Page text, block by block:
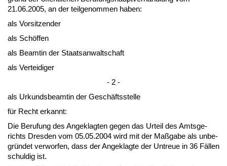
21.06.2005, an der teil­ge­nom­men ha­ben:
als Vor­sit­zen­der
als Schöffen
als Be­am­tin der Staats­an­walt­schaft
als Ver­tei­di­ger
- 2 -
als Ur­kunds­be­am­tin der Geschäfts­stel­le
für Recht er­kannt:
Die Be­ru­fung des An­ge­klag­ten ge­gen das Ur­teil des Amts­ge­
richts Dres­den vom 05.05.2004 wird mit der Maßga­be als un­be­
gründet ver­wor­fen, dass der An­ge­klag­te der Un­treue in 36 Fällen
schul­dig ist.